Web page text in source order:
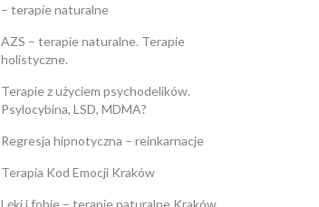
– terapie naturalne
AZS – terapie naturalne. Terapie
holistyczne.
Terapie z użyciem psychodelików.
Psylocybina, LSD, MDMA?
Regresja hipnotyczna – reinkarnacje
Terapia Kod Emocji Kraków
Lęki i fobie – terapie naturalne Kraków